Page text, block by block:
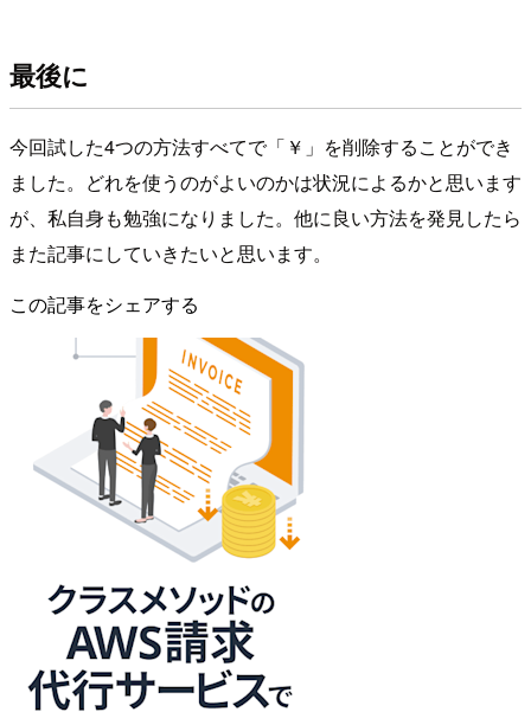
最後に
今回試した4つの方法すべてで「￥」を削除することができ
ました。どれを使うのがよいのかは状況によるかと思います
が、私自身も勉強になりました。他に良い方法を発見したら
また記事にしていきたいと思います。
この記事をシェアする